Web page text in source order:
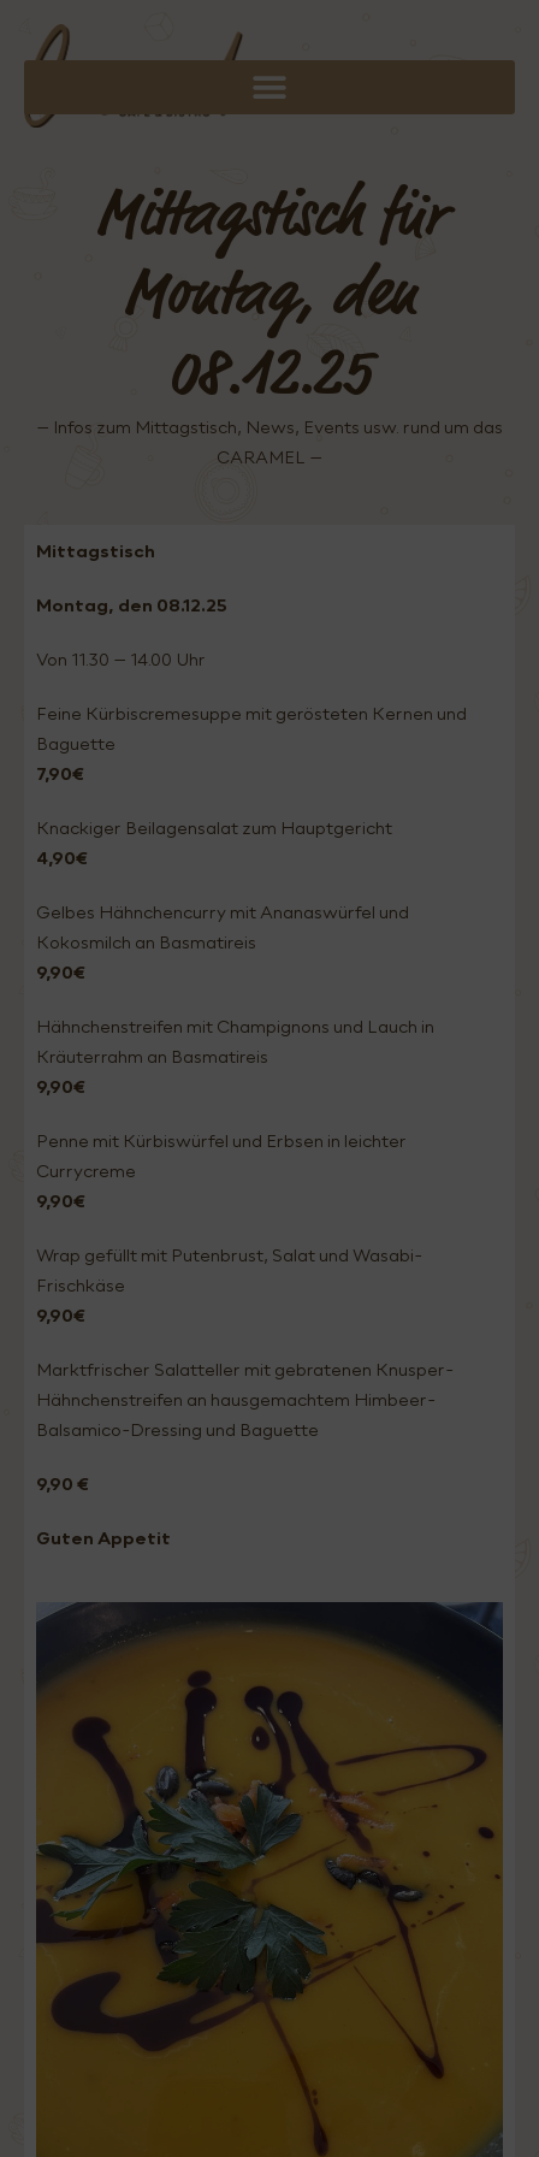
Mittagstisch für
Montag, den
08.12.25
– Infos zum Mittagstisch, News, Events usw. rund um das
CARAMEL –
Mittagstisch
Montag, den 08.12.25
Von 11.30 – 14.00 Uhr
Feine Kürbiscremesuppe mit gerösteten Kernen und
Baguette
7,90€
Knackiger Beilagensalat zum Hauptgericht
4,90€
Gelbes Hähnchencurry mit Ananaswürfel und
Kokosmilch an Basmatireis
9,90€
Hähnchenstreifen mit Champignons und Lauch in
Kräuterrahm an Basmatireis
9,90€
Penne mit Kürbiswürfel und Erbsen in leichter
Currycreme
9,90€
Wrap gefüllt mit Putenbrust, Salat und Wasabi-
Frischkäse
9,90€
Marktfrischer Salatteller mit gebratenen Knusper-
Hähnchenstreifen an hausgemachtem Himbeer-
Balsamico-Dressing und Baguette
9,90 €
Guten Appetit